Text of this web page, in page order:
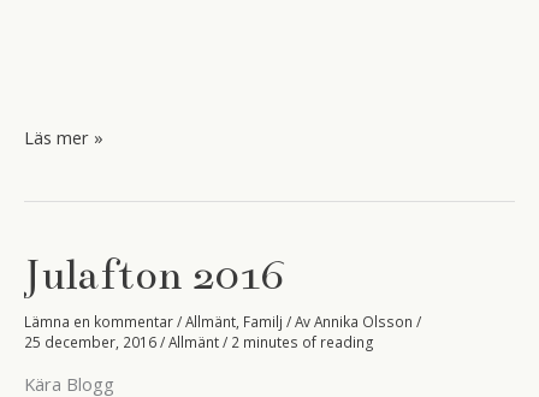
My
Läs mer »
Julafton 2016
Lämna en kommentar/Allmänt, Familj / AvAnnika Olsson /
25 december, 2016/Allmänt/ 2 minutes of reading
Kära Blogg